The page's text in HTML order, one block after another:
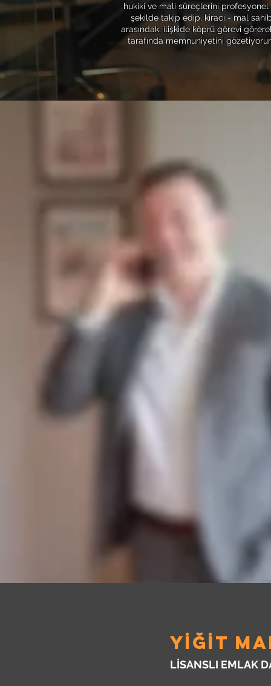
hukiki ve mali süreçlerini profesyonel
şekilde takip edip, kiracı - mal
arasındaki ilişkide köprü görevi
tarafında memnuniyetini
YİĞİT
LİSANSLI EMLAK